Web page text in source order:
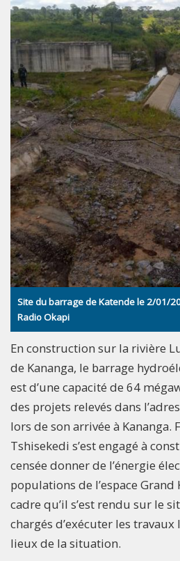
Site du barrage de Katende le 2/01/
Radio Okapi
En construction sur la rivière
de Kananga, le barrage
est d’une capacité de 64
des projets relevés dans
lors de son arrivée à Kananga.
Tshisekedi s’est engagé à
censée donner de l’énergie
populations de l’espace Grand
cadre qu’il s’est rendu sur le
chargés d’exécuter les
lieux de la situation.